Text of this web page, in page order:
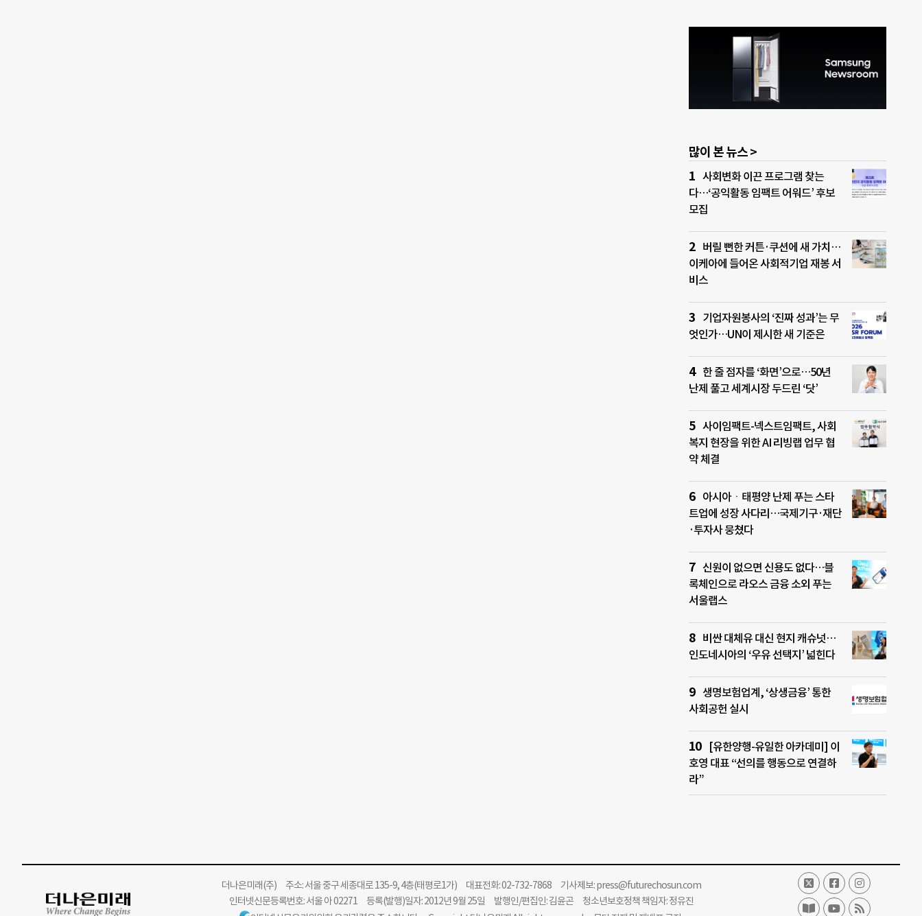
많이 본 뉴스 >
사회변화 이끈 프로그램 찾는
다…‘공익활동 임팩트 어워드’ 후보
모집
버릴 뻔한 커튼·쿠션에 새 가치…
이케아에 들어온 사회적기업 재봉 서
비스
기업자원봉사의 ‘진짜 성과’는 무
엇인가…UN이 제시한 새 기준은
한 줄 점자를 ‘화면’으로…50년
난제 풀고 세계시장 두드린 ‘닷’
사이임팩트-넥스트임팩트, 사회
복지 현장을 위한 AI 리빙랩 업무 협
약 체결
아시아ㆍ태평양 난제 푸는 스타
트업에 성장 사다리…국제기구·재단
·투자사 뭉쳤다
신원이 없으면 신용도 없다…블
록체인으로 라오스 금융 소외 푸는
서울랩스
비싼 대체유 대신 현지 캐슈넛…
인도네시아의 ‘우유 선택지’ 넓힌다
생명보험업계, ‘상생금융’ 통한
사회공헌 실시
[유한양행-유일한 아카데미] 이
호영 대표 “선의를 행동으로 연결하
라”
더나은미래(주)주소: 서울 중구 세종대로 135-9, 4층(태평로1가) 대표전화: 02-732-7868 기사제보:press@futurechosun.com
인터넷신문등록번호: 서울 아 02271 등록(발행)일자: 2012년 9월 25일 발행인/편집인: 김윤곤 청소년보호정책 책임자: 정유진